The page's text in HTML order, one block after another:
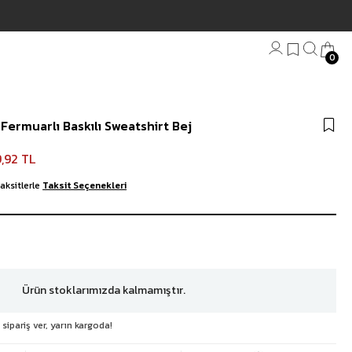
Plaj Havlu
0
Baskılı Sweatshirt Bej
TL
Taksit Seçenekleri
Ürün stoklarımızda kalmamıştır.
ver, yarın kargoda!